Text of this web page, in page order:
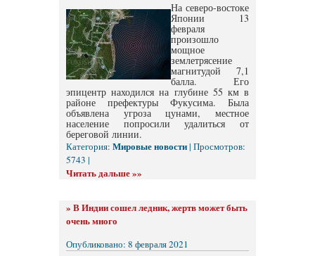
На северо-востоке
Японии 13
февраля
произошло
мощное
землетрясение
магнитудой 7,1
балла. Его
эпицентр находился на глубине 55 км в
районе префектуры Фукусима. Была
объявлена угроза цунами, местное
население попросили удалиться от
береговой линии.
Категория: Мировые новости| Просмотров:
5743 |
Читать дальше »»
» В Индии сошел ледник, жертв может быть
очень много
Опубликовано: 8 февраля 2021